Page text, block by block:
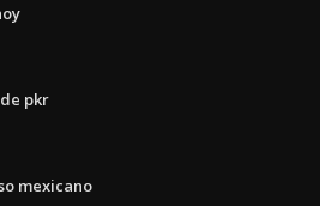
pkr
mexicano